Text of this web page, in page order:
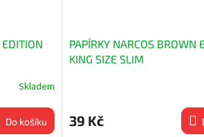
Skladem
Do košíku
PAPÍRKY NARCOS BROWN
KING SIZE SLIM
39 Kč